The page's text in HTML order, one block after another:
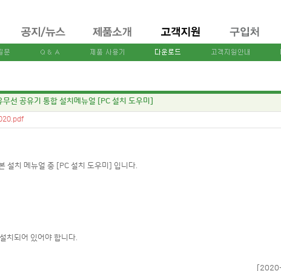
선 공유기 통합 설치메뉴얼 [PC 설치 도우미]
설치 메뉴얼 중 [PC 설치 도우미] 입니다.
치되어 있어야 합니다.